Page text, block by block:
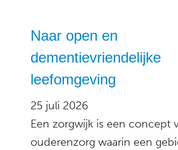
Naar open en
dementievriendelijke
leefomgeving
25 juli 2026
Een zorgwijk is een concept
ouderenzorg waarin een